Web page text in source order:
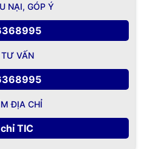
NẠI, GÓP Ý
TƯ VẤN
ĐỊA CHỈ
TIC